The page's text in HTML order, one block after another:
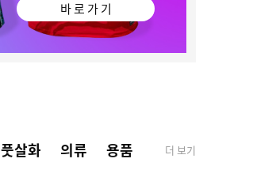
바 로 가 기
풋살화 의류 용품 더 보기